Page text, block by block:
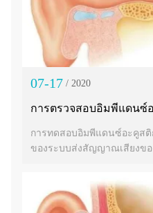
07-17 / 2020
การตรวจสอบอิมพีแดนซ์
การทดสอบอิมพีแดนซ์อะคูสติ
ของระบบส่งสัญญาณเสียงขอ